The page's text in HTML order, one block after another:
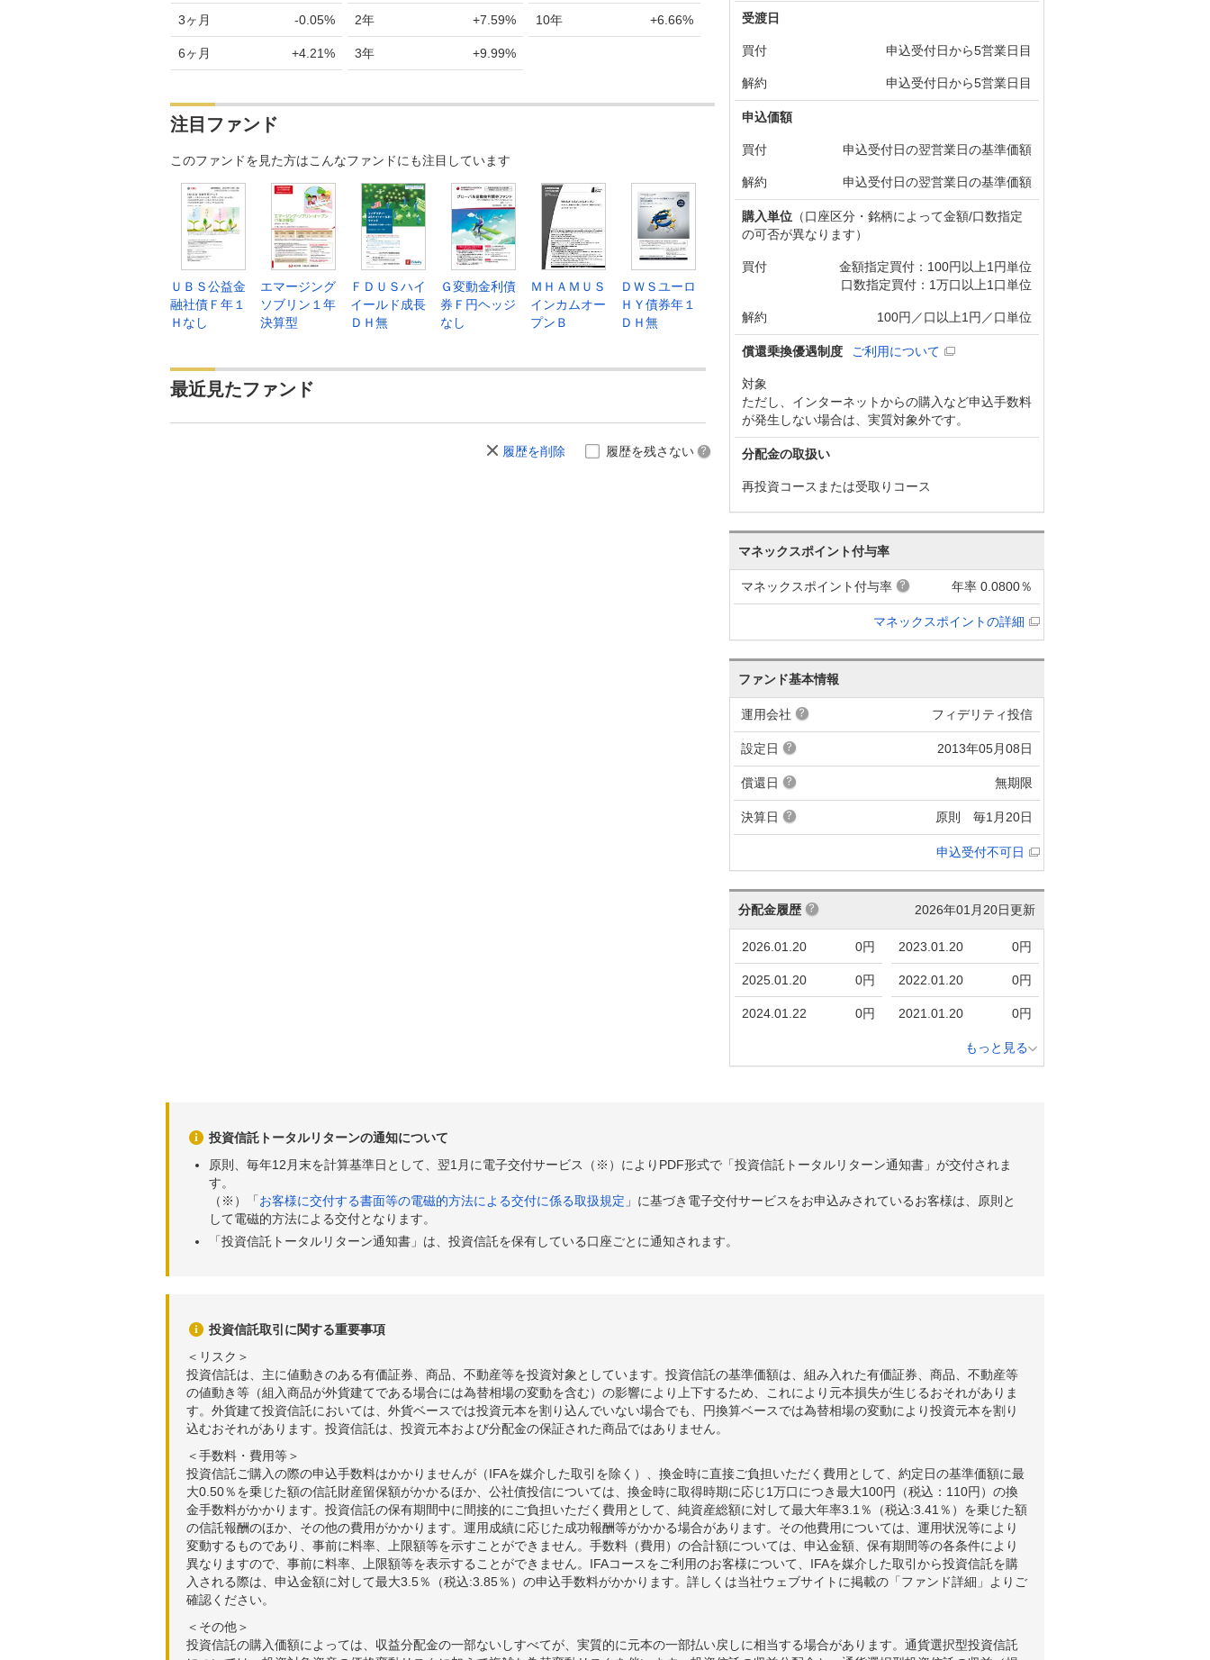
3ヶ月 -0.05%
6ヶ月 +4.21%
2年 +7.59%
3年 +9.99%
10年 +6.66%
注目ファンド
このファンドを見た方はこんなファンドにも注目しています
ＵＢＳ公益金
融社債Ｆ年１
Ｈなし
エマージング
ソブリン１年
決算型
ＦＤＵＳハイ
イールド成長
ＤＨ無
Ｇ変動金利債
券Ｆ円ヘッジ
なし
ＭＨＡＭＵＳ
インカムオー
プンＢ
ＤＷＳユーロ
ＨＹ債券年１
ＤＨ無
最近見たファンド
履歴を削除 履歴を残さない
受渡日
買付 申込受付日から5営業日目
解約 申込受付日から5営業日目
申込価額
買付 申込受付日の翌営業日の基準価額
解約 申込受付日の翌営業日の基準価額
購入単位 （口座区分・銘柄によって金額/口数指定
の可否が異なります）
買付
金額指定買付：100円以上1円単位
口数指定買付：1万口以上1口単位
解約 100円／口以上1円／口単位
償還乗換優遇制度 ご利用について
対象
ただし、インターネットからの購入など申込手数料
が発生しない場合は、実質対象外です。
分配金の取扱い
再投資コースまたは受取りコース
マネックスポイント付与率
マネックスポイント付与率 年率 0.0800％
マネックスポイントの詳細
ファンド基本情報
運用会社 フィデリティ投信
設定日 2013年05月08日
償還日 無期限
決算日 原則 毎1月20日
申込受付不可日
2026年01月20日更新
分配金履歴
2026.01.20 0円
2025.01.20 0円
2024.01.22 0円
2023.01.20 0円
2022.01.20 0円
2021.01.20 0円
もっと見る
投資信託トータルリターンの通知について
原則、毎年12月末を計算基準日として、翌1月に電子交付サービス（※）によりPDF形式で「投資信託トータルリターン通知書」が交付されま
す。
（※）「お客様に交付する書面等の電磁的方法による交付に係る取扱規定 」に基づき電子交付サービスをお申込みされているお客様は、原則と
して電磁的方法による交付となります。
「投資信託トータルリターン通知書」は、投資信託を保有している口座ごとに通知されます。
投資信託取引に関する重要事項
＜リスク＞
投資信託は、主に値動きのある有価証券、商品、不動産等を投資対象としています。投資信託の基準価額は、組み入れた有価証券、商品、不動産等
の値動き等（組入商品が外貨建てである場合には為替相場の変動を含む）の影響により上下するため、これにより元本損失が生じるおそれがありま
す。外貨建て投資信託においては、外貨ベースでは投資元本を割り込んでいない場合でも、円換算ベースでは為替相場の変動により投資元本を割り
込むおそれがあります。投資信託は、投資元本および分配金の保証された商品ではありません。
＜手数料・費用等＞
投資信託ご購入の際の申込手数料はかかりませんが（IFAを媒介した取引を除く）、換金時に直接ご負担いただく費用として、約定日の基準価額に最
大0.50％を乗じた額の信託財産留保額がかかるほか、公社債投信については、換金時に取得時期に応じ1万口につき最大100円（税込：110円）の換
金手数料がかかります。投資信託の保有期間中に間接的にご負担いただく費用として、純資産総額に対して最大年率3.1％（税込:3.41％）を乗じた額
の信託報酬のほか、その他の費用がかかります。運用成績に応じた成功報酬等がかかる場合があります。その他費用については、運用状況等により
変動するものであり、事前に料率、上限額等を示すことができません。手数料（費用）の合計額については、申込金額、保有期間等の各条件により
異なりますので、事前に料率、上限額等を表示することができません。IFAコースをご利用のお客様について、IFAを媒介した取引から投資信託を購
入される際は、申込金額に対して最大3.5％（税込:3.85％）の申込手数料がかかります。詳しくは当社ウェブサイトに掲載の「ファンド詳細」よりご
確認ください。
＜その他＞
投資信託の購入価額によっては、収益分配金の一部ないしすべてが、実質的に元本の一部払い戻しに相当する場合があります。通貨選択型投資信託